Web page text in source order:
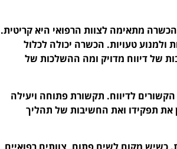
מתאימה לצוות הרפואי היא קריטית.
ולמנוע טעויות. הכשרה יכולה לכלול
של דיווח מדויק ומה ההשלכות של
הקשורים לדיווח. תקשורת פתוחה ויעילה
את תפקידו ואת החשיבות של תהליך